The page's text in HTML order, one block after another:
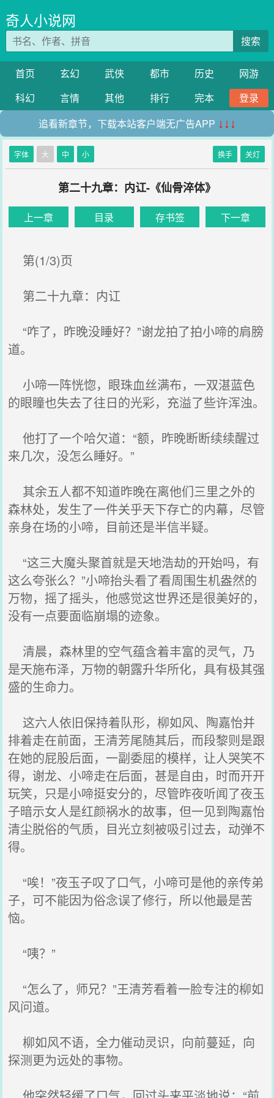
奇人小说网
搜索
首页 玄幻 武侠 都市 历史
网游
科幻
言情 其他 排行 完本
登录
追看新章节，下载本站客户端无广告APP ↓↓↓
字体 大 中 小 换手 关灯
第二十九章：内讧-《仙骨淬体》
上一章 目录 存书签 下一章
第(1/3)页
第二十九章：内讧
“咋了，昨晚没睡好？”谢龙拍了拍小啼的肩膀
道。
小啼一阵恍惚，眼珠血丝满布，一双湛蓝色
的眼瞳也失去了往日的光彩，充溢了些许浑浊。
他打了一个哈欠道：“额，昨晚断断续续醒过
来几次，没怎么睡好。”
其余五人都不知道昨晚在离他们三里之外的
森林处，发生了一件关乎天下存亡的内幕，尽管
亲身在场的小啼，目前还是半信半疑。
“这三大魔头聚首就是天地浩劫的开始吗，有
这么夸张么？”小啼抬头看了看周围生机盎然的
万物，摇了摇头，他感觉这世界还是很美好的，
没有一点要面临崩塌的迹象。
清晨，森林里的空气蕴含着丰富的灵气，乃
是天施布泽，万物的朝露升华所化，具有极其强
盛的生命力。
这六人依旧保持着队形，柳如风、陶嘉怡并
排着走在前面，王清芳尾随其后，而段黎则是跟
在她的屁股后面，一副委屈的模样，让人哭笑不
得，谢龙、小啼走在后面，甚是自由，时而开开
玩笑，只是小啼挺安分的，尽管昨夜听闻了夜玉
子暗示女人是红颜祸水的故事，但一见到陶嘉怡
清尘脱俗的气质，目光立刻被吸引过去，动弹不
得。
“唉！”夜玉子叹了口气，小啼可是他的亲传弟
子，可不能因为俗念误了修行，所以他最是苦
恼。
“咦？”
“怎么了，师兄？”王清芳看着一脸专注的柳如
风问道。
柳如风不语，全力催动灵识，向前蔓延，向
探测更为远处的事物。